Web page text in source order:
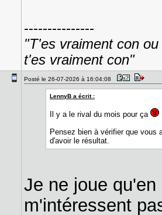
---------------
"T'es vraiment con
t'es vraiment con"
Posté le 26-07-2026 à 16:04:08
LennyB a écrit :
Il y a le rival du mois pour ça
Pensez bien à vérifier que vous
d'avoir le résultat.
Je ne joue
m'intéressent